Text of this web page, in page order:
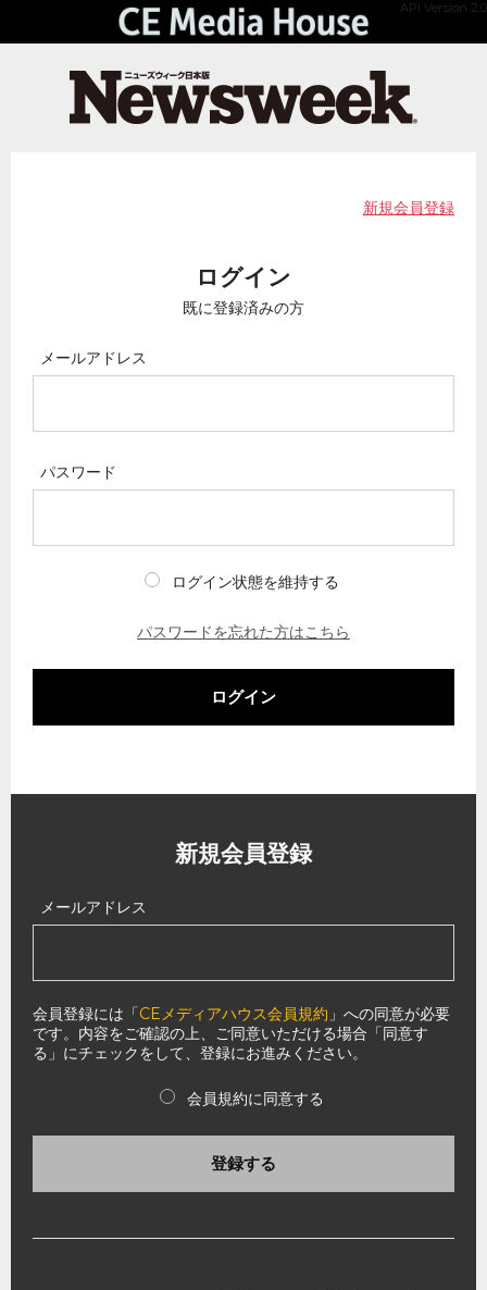
API Version 2.0
新規会員登録
ログイン
既に登録済みの方
メールアドレス
パスワード
ログイン状態を維持する
パスワードを忘れた方はこちら
ログイン
新規会員登録
メールアドレス
会員登録には「CEメディアハウス会員規約 」への同意が必要
です。内容をご確認の上、ご同意いただける場合「同意す
る」にチェックをして、登録にお進みください。
会員規約に同意する
登録する